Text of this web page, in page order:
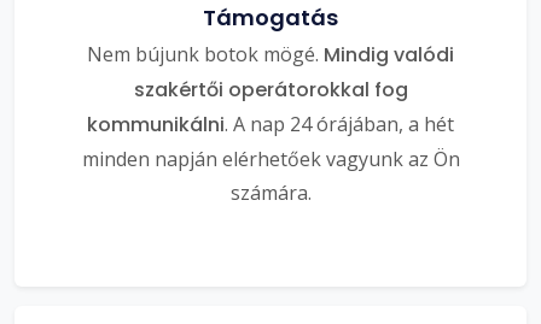
Támogatás
Nem bújunk botok mögé. Mindig valódi
szakértői operátorokkal fog
kommunikálni. A nap 24 órájában, a hét
minden napján elérhetőek vagyunk az Ön
számára.